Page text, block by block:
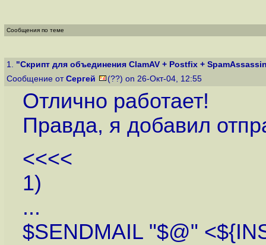
Сообщения по теме
1. "Скрипт для объединения ClamAV + Postfix +
Сообщение от Сергей (??) on 26-Окт-04, 12:55
Отлично работает!
Правда, я добавил
<<<<
1)
...
$SENDMAIL "$@"